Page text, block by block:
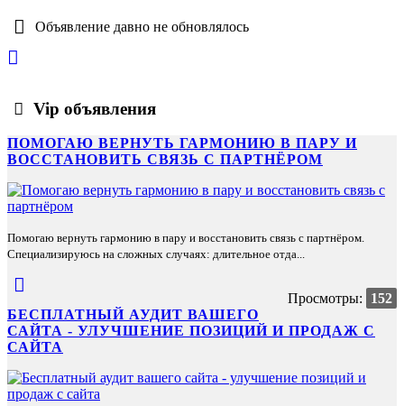
Объявление давно не обновлялось
Vip объявления
ПОМОГАЮ ВЕРНУТЬ ГАРМОНИЮ В ПАРУ И
ВОССТАНОВИТЬ СВЯЗЬ С ПАРТНЁРОМ
Помогаю вернуть гармонию в пару и восстановить связь с партнёром.
Специализируюсь на сложных случаях: длительное отда...
Просмотры:
152
БЕСПЛАТНЫЙ АУДИТ ВАШЕГО
САЙТА - УЛУЧШЕНИЕ ПОЗИЦИЙ И ПРОДАЖ С
САЙТА